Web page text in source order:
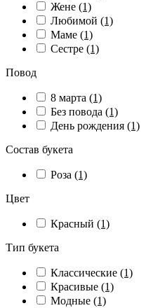
Жене (1)
Любимой (1)
Маме (1)
Сестре (1)
Повод
8 марта (1)
Без повода (1)
День рождения (1)
Состав букета
Роза (1)
Цвет
Красный (1)
Тип букета
Классические (1)
Красивые (1)
Модные (1)